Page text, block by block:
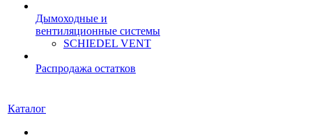
Дымоходные и
вентиляционные системы
SCHIEDEL VENT
Распродажа остатков
Каталог